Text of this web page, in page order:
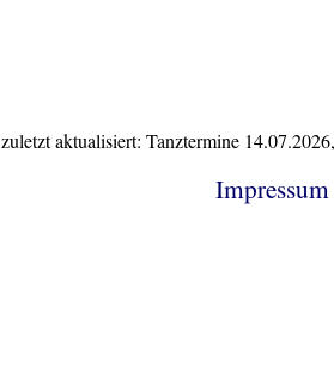
zuletzt aktualisiert: Tanztermine
Impressum